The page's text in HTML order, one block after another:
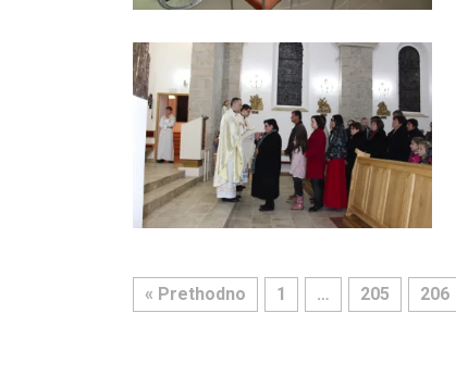
« Prethodno 1 … 205 206